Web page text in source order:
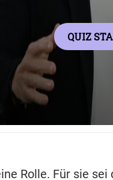
Rolle. Für sie